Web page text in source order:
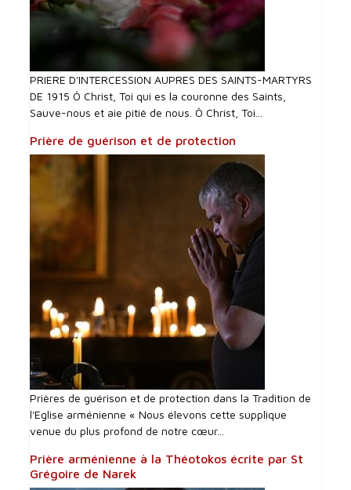
PRIERE D'INTERCESSI0N AUPRES DES SAINTS-MARTYRS
DE 1915 Ô Christ, Toi qui es la couronne des Saints,
Sauve-nous et aie pitié de nous. Ô Christ, Toi...
Prière de guérison et de protection
Prières de guérison et de protection dans la Tradition de
l'Eglise arménienne « Nous élevons cette supplique
venue du plus profond de notre cœur...
Prière arménienne à la Théotokos écrite par St
Grégoire de Narek